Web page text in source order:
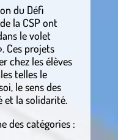
du Défi
la CSP ont
le volet
Ces projets
chez les élèves
telles le
le sens des
et la solidarité.
des catégories :